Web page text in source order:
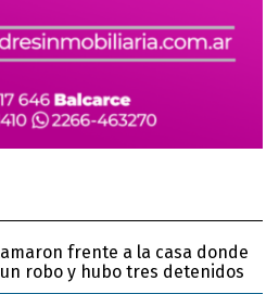
frente a la casa donde
robo y hubo tres detenidos